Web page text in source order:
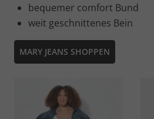
bequemer comfort Bund
weit geschnittenes Bein
MARY JEANS SHOPPEN